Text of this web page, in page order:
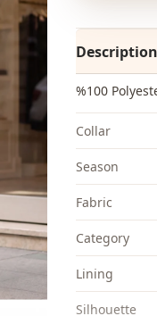
Description
%100
Collar
Season
Fabri̇c
Category
Li̇ni̇ng
Silhouette